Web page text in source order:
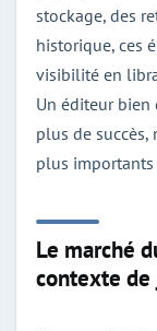
stockage, des
historique, ces
visibilité en
Un éditeur
plus de
plus
Le marché
contexte